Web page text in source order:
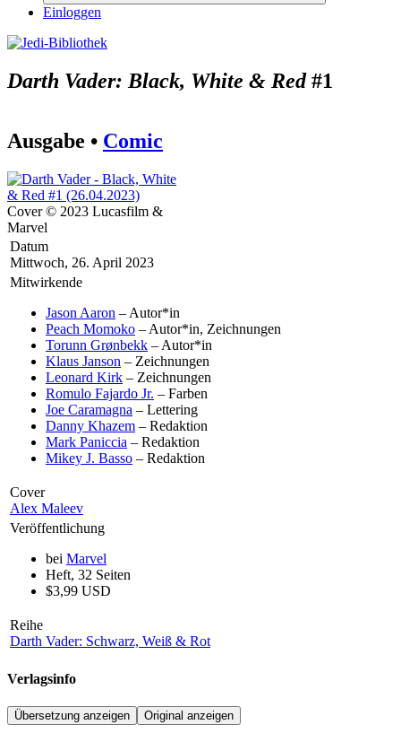
Suchen
Einloggen
Darth Vader: Black, White & Red#1
Ausgabe • Comic
Cover © 2023 Lucasfilm &
Marvel
Datum
Mittwoch, 26. April 2023
Mitwirkende
Jason Aaron – Autor*in
Peach Momoko – Autor*in, Zeichnungen
Torunn Grønbekk – Autor*in
Klaus Janson – Zeichnungen
Leonard Kirk – Zeichnungen
Romulo Fajardo Jr. – Farben
Joe Caramagna – Lettering
Danny Khazem – Redaktion
Mark Paniccia – Redaktion
Mikey J. Basso – Redaktion
Cover
Alex Maleev
Veröffentlichung
bei Marvel
Heft, 32 Seiten
$3,99 USD
Reihe
Darth Vader: Schwarz, Weiß & Rot
Verlagsinfo
Übersetzung anzeigen Original anzeigen